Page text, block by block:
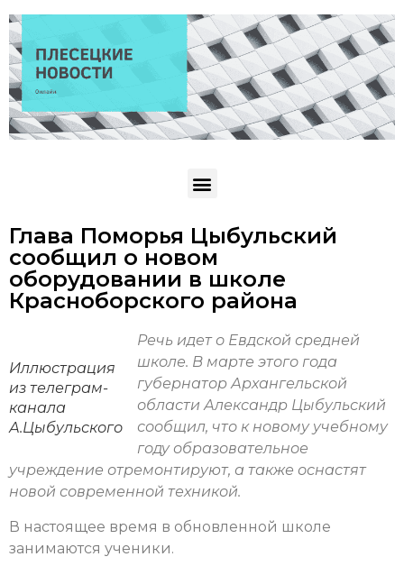
Глава Поморья Цыбульский
сообщил о новом
оборудовании в школе
Красноборского района
Иллюстрация
из телеграм-
канала
А.Цыбульского
Речь идет о Евдской средней
школе. В марте этого года
губернатор Архангельской
области Александр Цыбульский
сообщил, что к новому учебному
году образовательное
учреждение отремонтируют, а также оснастят
новой современной техникой.
В настоящее время в обновленной школе
занимаются ученики.